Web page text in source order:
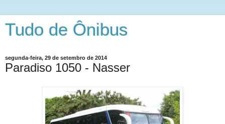
Tudo de Ônibus
segunda-feira, 29 de setembro de 2014
Paradiso 1050 - Nasser